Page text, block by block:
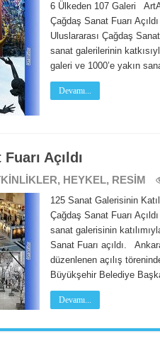
6 Ülkeden 107 Galeri
Çağdaş Sanat Fuarı
Uluslararası Çağdaş
sanat galerilerinin
galeri ve 1000’e yakın
Devamı...
Açıldı
, HEYKEL, RESİM
125 Sanat Galerisinin
Çağdaş Sanat Fuarı
sanat galerisinin
Sanat Fuarı açıldı.
düzenlenen açılış
Büyükşehir Belediye
Devamı...